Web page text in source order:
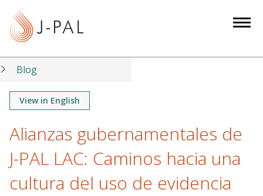
t
Blog
View in English
Alianzas gubernamentales de
J-PAL LAC: Caminos hacia una
cultura del uso de evidencia